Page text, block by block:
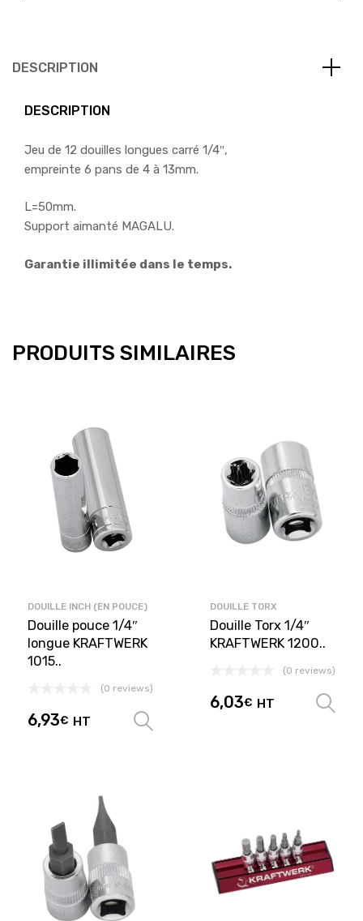
DESCRIPTION
DESCRIPTION
Jeu de 12 douilles longues carré 1/4″,
empreinte 6 pans de 4 à 13mm.
L=50mm.
Support aimanté MAGALU.
Garantie illimitée dans le temps.
PRODUITS SIMILAIRES
DOUILLE INCH (EN POUCE)
Douille pouce 1/4″
longue KRAFTWERK
1015..
(0 reviews)
6,93€ HT
DOUILLE TORX
Douille Torx 1/4″
KRAFTWERK 1200..
(0 reviews)
6,03€ HT